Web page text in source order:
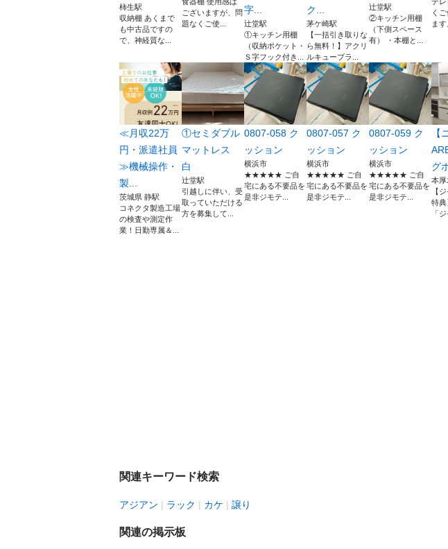
柿生駅
収納棚 あくまで
も中古品ですの
で、神経質な...
ございますが、問
題なくご使...
字...
辻堂駅
①キッチン用棚
（収納ポケット・
Ｓ字フック付き...
ク...
茅ケ崎駅
【一括引き取りな
ら無料！】アクリ
ルキューブラ...
辻堂駅
②キッチン用棚
（下側スペース
有） ・本棚と...
く
ます
≪月収22万
円・派遣社員
≫機械操作・
製...
茨城県 静駅
コネクタ製造工場
の検査や測定作
業！日勤専属＆...
①セミダブル
マットレス
白
辻堂駅
引越しに伴い、受
取っていただける
方を募集して...
0807-058 ク
ッション
横浜市
★★★★★ ご自
宅にある不要品を
是非ジモテ...
0807-057 ク
ッション
横浜市
★★★★★ ご自
宅にある不要品を
是非ジモテ...
0807-059 ク
ッション
横浜市
★★★★★ ご自
宅にある不要品を
是非ジモテ...
【
グ
本厚
【
特典
「
関連キーワード検索
アジアン ラック カケ 譲り
関連の掲示板